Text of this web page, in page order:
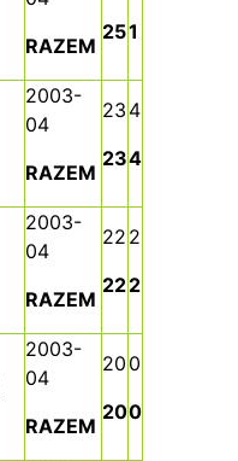
RAZEM
251
2003-
04
RAZEM
23
23
4
4
2003-
04
RAZEM
22
22
2
2
2003-
04
RAZEM
20
20
0
0